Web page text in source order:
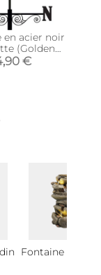
en acier noir
(Golden
€
Fontaine de